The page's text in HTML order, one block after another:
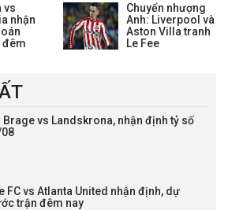
vs
nhận
đêm
Chuyển nhượng
Anh: Liverpool và
Aston Villa tranh
Le Fee
Brage vs Landskrona, nhận định tỷ số
FC vs Atlanta United nhận định, dự
trận đêm nay